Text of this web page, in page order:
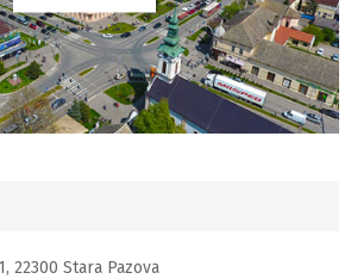
22300 Stara Pazova